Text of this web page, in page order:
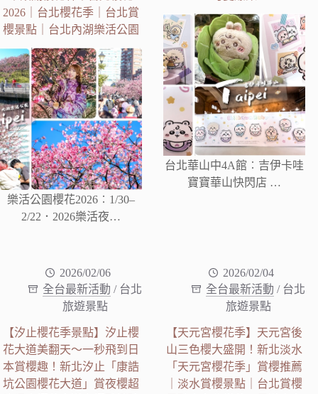
2026｜台北櫻花季｜台北賞
櫻景點｜台北內湖樂活公園
樂活公園櫻花2026︰1/30–
2/22．2026樂活夜…
台北華山中4A館︰吉伊卡哇
寶寶華山快閃店 …
2026/02/06
全台最新活動 / 台北
旅遊景點
【汐止櫻花季景點】汐止櫻
花大道美翻天～一秒飛到日
本賞櫻趣！新北汐止「康誥
坑公園櫻花大道」賞夜櫻超
2026/02/04
全台最新活動 / 台北
旅遊景點
【天元宮櫻花季】天元宮後
山三色櫻大盛開！新北淡水
「天元宮櫻花季」賞櫻推薦
｜淡水賞櫻景點｜台北賞櫻